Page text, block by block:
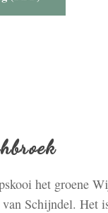
het groene
Schijndel. Het